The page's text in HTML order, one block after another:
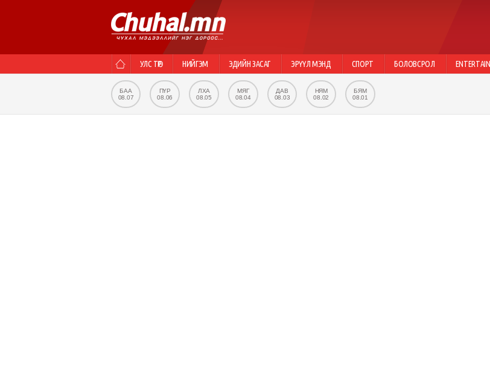
УЛС ТӨР НИЙГЭМ ЭДИЙН ЗАСАГ ЭРҮҮЛ МЭНД СПОРТ БОЛОВСРОЛ
БАА
08.07
ПҮР
08.06
ЛХА
08.05
МЯГ
08.04
ДАВ
08.03
НЯМ
08.02
БЯМ
08.01